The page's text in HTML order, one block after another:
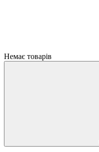
Немає товарів